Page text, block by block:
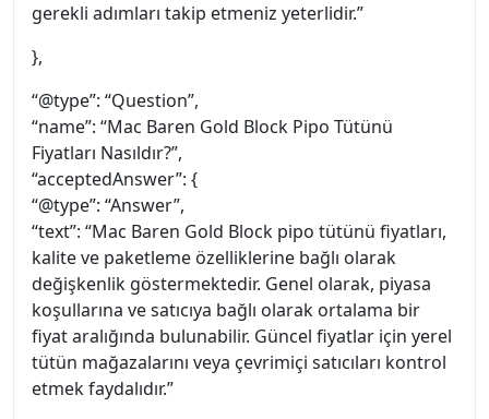
gerekli adımları takip etmeniz yeterlidir.”
},
“@type”: “Question”,
“name”: “Mac Baren Gold Block Pipo Tütünü
Fiyatları Nasıldır?”,
“acceptedAnswer”: {
“@type”: “Answer”,
“text”: “Mac Baren Gold Block pipo tütünü fiyatları,
kalite ve paketleme özelliklerine bağlı olarak
değişkenlik göstermektedir. Genel olarak, piyasa
koşullarına ve satıcıya bağlı olarak ortalama bir
fiyat aralığında bulunabilir. Güncel fiyatlar için yerel
tütün mağazalarını veya çevrimiçi satıcıları kontrol
etmek faydalıdır.”